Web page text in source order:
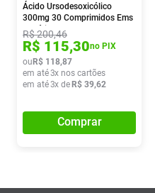
Ácido Ursodesoxicólico
300mg 30 Comprimidos Ems
Genérico
R$200,46
R$ 115,30no PIX
ouR$ 118,87
em até3x nos cartões
em até3x deR$ 39,62
Comprar